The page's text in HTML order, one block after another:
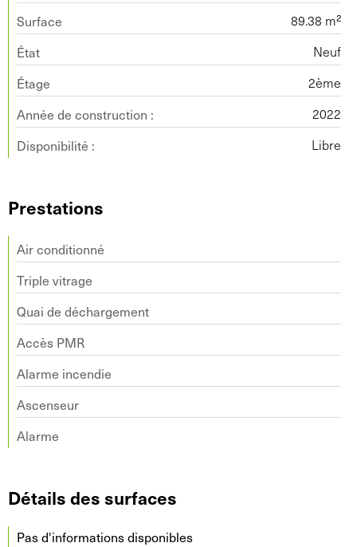
Surface 89.38 m²
État Neuf
Étage 2ème
Année de construction : 2022
Disponibilité : Libre
Prestations
Air conditionné
Triple vitrage
Quai de déchargement
Accès PMR
Alarme incendie
Ascenseur
Alarme
Détails des surfaces
Pas d'informations disponibles